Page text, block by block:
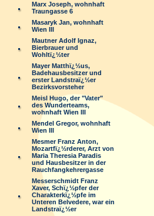
Marx Joseph, wohnhaft
Traungasse 6
Masaryk Jan, wohnhaft
Wien III
Mautner Adolf Ignaz,
Bierbrauer und
Wohltï¿½ter
Mayer Matthï¿½us,
Badehausbesitzer und
erster Landstraï¿½er
Bezirksvorsteher
Meisl Hugo, der "Vater"
des Wunderteams,
wohnhaft Wien III
Mendel Gregor, wohnhaft
Wien III
Mesmer Franz Anton,
Mozartfï¿½rderer, Arzt von
Maria Theresia Paradis
und Hausbesitzer in der
Rauchfangkehrergasse
Messerschmidt Franz
Xaver, Schï¿½pfer der
Charakterkï¿½pfe im
Unteren Belvedere, war ein
Landstraï¿½er